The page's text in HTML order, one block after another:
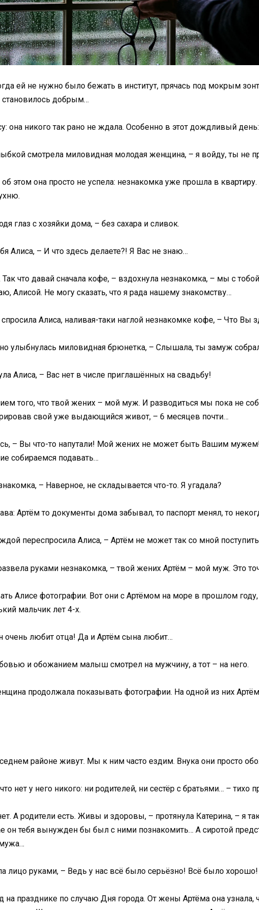
ей не нужно было бежать в институт, прячась под мокрым
становилось добрым…
она никого так рано не ждала. Особенно в этот дождливый
смотрела миловидная молодая женщина, – я войду, ты не
этом она просто не успела: незнакомка уже прошла в
глаз с хозяйки дома, – без сахара и сливок.
Алиса, – И что здесь делаете?! Я Вас не знаю…
что давай сначала кофе, – вздохнула незнакомка, – мы с
Алисой. Не могу сказать, что я рада нашему знакомству…
Алиса, наливая-таки наглой незнакомке кофе, – Что Вы
улыбнулась миловидная брюнетка, – Слышала, ты замуж
Алиса, – Вас нет в числе приглашённых на свадьбу!
того, что твой жених – мой муж. И разводиться мы пока не
свой уже выдающийся живот, – 6 месяцев почти…
– Вы что-то напутали! Мой жених не может быть Вашим
собираемся подавать…
– Наверное, не складывается что-то. Я угадала?
Артём то документы дома забывал, то паспорт менял, то
переспросила Алиса, – Артём не может так со мной
руками незнакомка, – твой жених Артём – мой муж. Это
Алисе фотографии. Вот они с Артёмом на море в прошлом
мальчик лет 4-х.
любит отца! Да и Артём сына любит…
и обожанием малыш смотрел на мужчину, а тот – на него.
продолжала показывать фотографии. На одной из них
районе живут. Мы к ним часто ездим. Внука они просто
нет у него никого: ни родителей, ни сестёр с братьями… – тихо
А родители есть. Живы и здоровы, – протянула Катерина, – я
он тебя вынужден бы был с ними познакомить… А сиротой
лицо руками, – Ведь у нас всё было серьёзно! Всё было хорошо!
на празднике по случаю Дня города. От жены Артёма она узнала,